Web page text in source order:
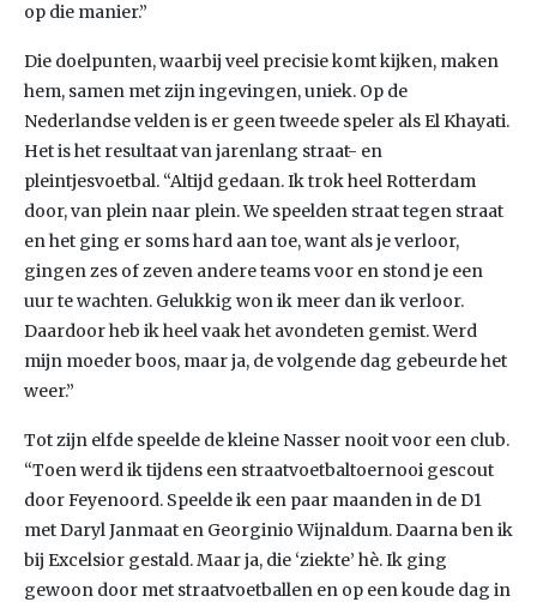
op die manier.”
Die doelpunten, waarbij veel precisie komt kijken, maken
hem, samen met zijn ingevingen, uniek. Op de
Nederlandse velden is er geen tweede speler als El Khayati.
Het is het resultaat van jarenlang straat- en
pleintjesvoetbal. “Altijd gedaan. Ik trok heel Rotterdam
door, van plein naar plein. We speelden straat tegen straat
en het ging er soms hard aan toe, want als je verloor,
gingen zes of zeven andere teams voor en stond je een
uur te wachten. Gelukkig won ik meer dan ik verloor.
Daardoor heb ik heel vaak het avondeten gemist. Werd
mijn moeder boos, maar ja, de volgende dag gebeurde het
weer.”
Tot zijn elfde speelde de kleine Nasser nooit voor een club.
“Toen werd ik tijdens een straatvoetbaltoernooi gescout
door Feyenoord. Speelde ik een paar maanden in de D1
met Daryl Janmaat en Georginio Wijnaldum. Daarna ben ik
bij Excelsior gestald. Maar ja, die ‘ziekte’ hè. Ik ging
gewoon door met straatvoetballen en op een koude dag in